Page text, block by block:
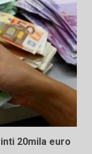
20mila euro